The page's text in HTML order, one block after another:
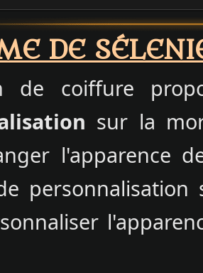
DE
de coiffure
sur la
l'apparence